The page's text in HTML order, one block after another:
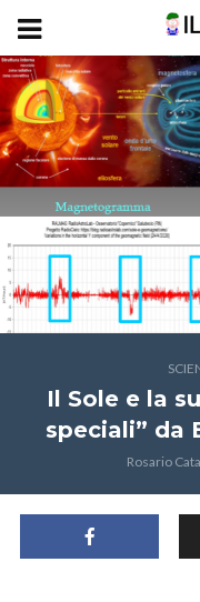
Il Sole e la
speciali” da
Rosario